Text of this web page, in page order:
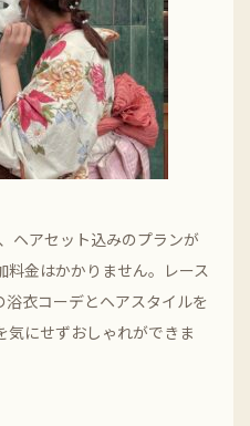
ヘアセット込みのプランが
金はかかりません。レース
衣コーデとヘアスタイルを
気にせずおしゃれができま